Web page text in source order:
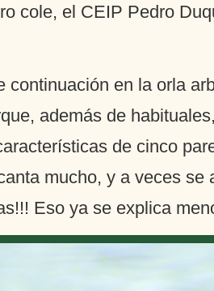
cole, el CEIP Pedro
en la orla
además de
de cinco
mucho, y a veces se
Eso ya se explica